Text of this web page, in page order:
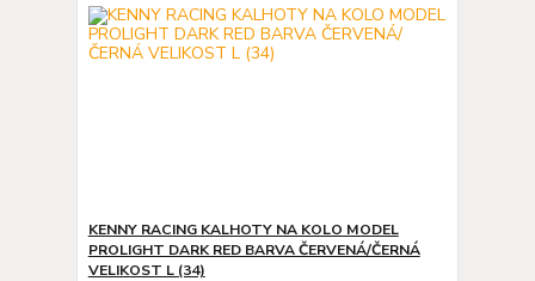
KENNY RACING KALHOTY NA KOLO MODEL
PROLIGHT DARK RED BARVA ČERVENÁ/ČERNÁ
VELIKOST L (34)